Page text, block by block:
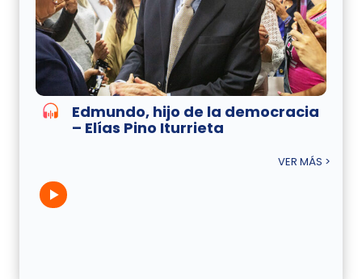
Edmundo, hijo de la democracia
– Elías Pino Iturrieta
VER MÁS >